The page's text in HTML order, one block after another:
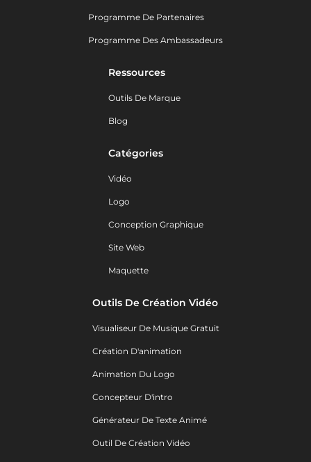
Programme De Partenaires
Programme Des Ambassadeurs
Ressources
Outils De Marque
Blog
Catégories
Vidéo
Logo
Conception Graphique
Site Web
Maquette
Outils De Création Vidéo
Visualiseur De Musique Gratuit
Création D'animation
Animation Du Logo
Concepteur D'intro
Générateur De Texte Animé
Outil De Création Vidéo